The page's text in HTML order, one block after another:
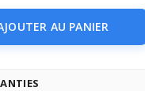
AU PANIER